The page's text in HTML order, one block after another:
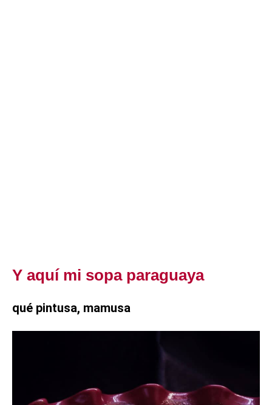
Y aquí mi sopa paraguaya
qué pintusa, mamusa